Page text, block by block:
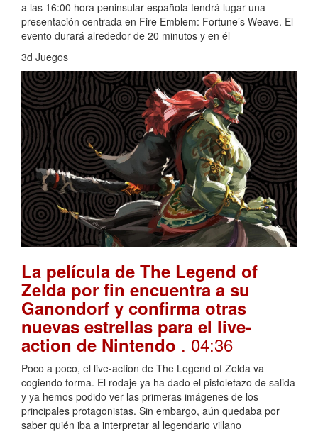
a las 16:00 hora peninsular española tendrá lugar una
presentación centrada en Fire Emblem: Fortune’s Weave. El
evento durará alrededor de 20 minutos y en él
3d Juegos
La película de The Legend of
Zelda por fin encuentra a su
Ganondorf y confirma otras
nuevas estrellas para el live-
action de Nintendo . 04:36
Poco a poco, el live-action de The Legend of Zelda va
cogiendo forma. El rodaje ya ha dado el pistoletazo de salida
y ya hemos podido ver las primeras imágenes de los
principales protagonistas. Sin embargo, aún quedaba por
saber quién iba a interpretar al legendario villano